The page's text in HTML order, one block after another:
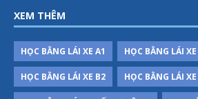
XEM THÊM
HỌC BẰNG LÁI XE A1 HỌC BẰNG LÁI
HỌC BẰNG LÁI XE B2 HỌC BẰNG LÁI XE